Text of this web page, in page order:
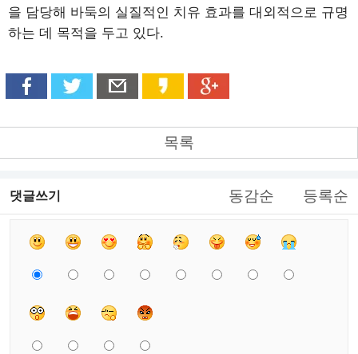
을 담당해 바둑의 실질적인 치유 효과를 대외적으로 규명
하는 데 목적을 두고 있다.
목록
댓글쓰기 동감순 등록순